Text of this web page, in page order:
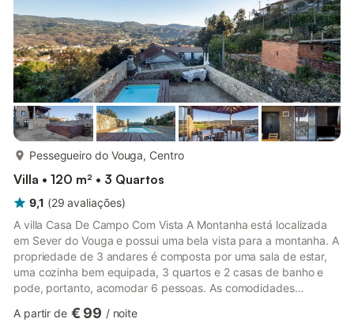
Pessegueiro do Vouga, Centro
Villa • 120 m² • 3 Quartos
9,1 (29 avaliações)
A villa Casa De Campo Com Vista A Montanha está localizada
em Sever do Vouga e possui uma bela vista para a montanha. A
propriedade de 3 andares é composta por uma sala de estar,
uma cozinha bem equipada, 3 quartos e 2 casas de banho e
pode, portanto, acomodar 6 pessoas. As comodidades
chamadas de vídeo), uma televisão, ar condicionado, uma
A partir de € 99 / noite